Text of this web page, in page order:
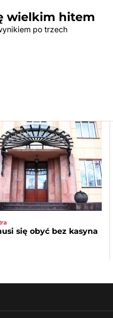
wielkim hitem
po trzech
się obyć bez kasyna